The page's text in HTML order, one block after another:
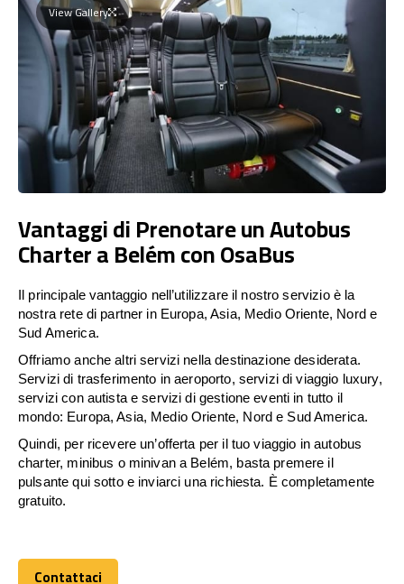
View Gallery
Vantaggi di Prenotare un Autobus
Charter a Belém con OsaBus
Il principale vantaggio nell’utilizzare il nostro servizio è la
nostra rete di partner in Europa, Asia, Medio Oriente, Nord e
Sud America.
Offriamo anche altri servizi nella destinazione desiderata.
Servizi di trasferimento in aeroporto, servizi di viaggio luxury,
servizi con autista e servizi di gestione eventi in tutto il
mondo: Europa, Asia, Medio Oriente, Nord e Sud America.
Quindi, per ricevere un’offerta per il tuo viaggio in autobus
charter, minibus o minivan a Belém, basta premere il
pulsante qui sotto e inviarci una richiesta. È completamente
gratuito.
Contattaci